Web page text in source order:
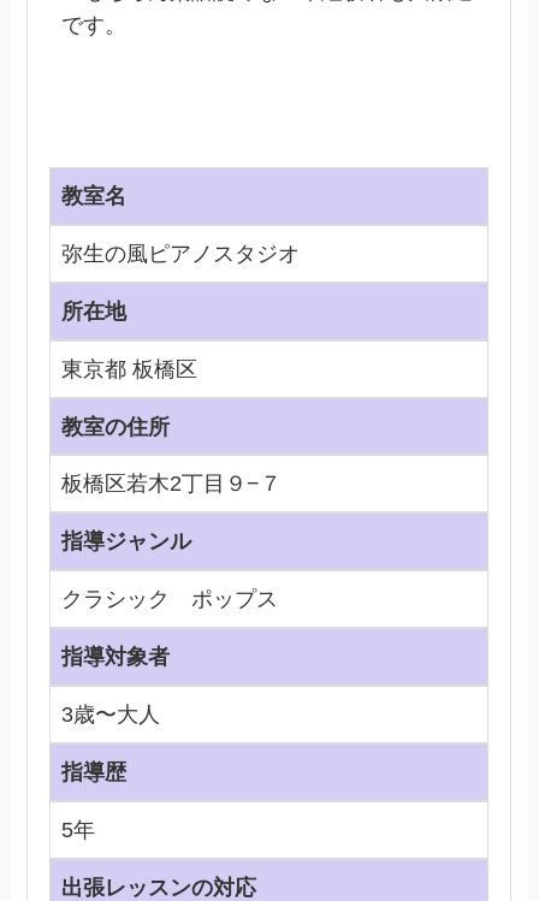
です。
教室名
弥生の風ピアノスタジオ
所在地
東京都 板橋区
教室の住所
板橋区若木2丁目９−７
指導ジャンル
クラシック ポップス
指導対象者
3歳〜大人
指導歴
5年
出張レッスンの対応